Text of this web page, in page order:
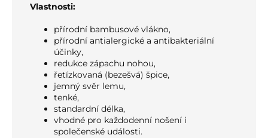
Vlastnosti:
přírodní bambusové vlákno,
přírodní antialergické a antibakteriální
účinky,
redukce zápachu nohou,
řetízkovaná (bezešvá) špice,
jemný svěr lemu,
tenké,
standardní délka,
vhodné pro každodenní nošení i
společenské události.